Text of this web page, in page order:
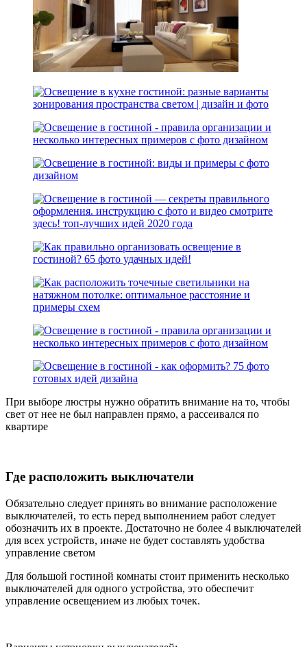
При выборе люстры нужно обратить внимание на то, чтобы
свет от нее не был направлен прямо, а рассеивался по
квартире
Где расположить выключатели
Обязательно следует принять во внимание расположение
выключателей, то есть перед выполнением работ следует
обозначить их в проекте. Достаточно не более 4 выключателей
для всех устройств, иначе не будет составлять удобства
управление светом
Для большой гостиной комнаты стоит применить несколько
выключателей для одного устройства, это обеспечит
управление освещением из любых точек.